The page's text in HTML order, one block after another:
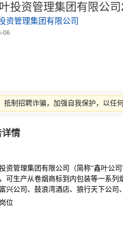
投资管理集团有限公
资管理集团有限公司
06
抵制招聘诈骗，加强自我保护，以任
详情
资管理集团有限公司（简称“鑫叶公
可生产从卷烟商标到内包装等一系
兴公司、鼓浪湾酒店、狼行天下公司
位